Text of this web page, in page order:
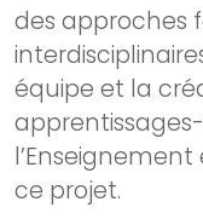
des approches
équipe et la
ce projet.